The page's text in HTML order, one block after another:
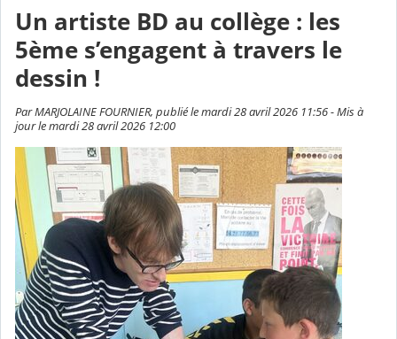
Un artiste BD au collège : les
5ème s’engagent à travers le
dessin !
Par MARJOLAINE FOURNIER, publié le mardi 28 avril 2026 11:56 - Mis à
jour le mardi 28 avril 2026 12:00